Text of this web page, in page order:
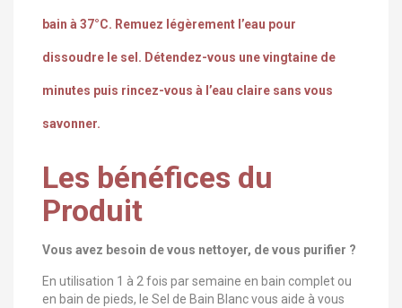
bain à 37°C. Remuez légèrement l’eau pour
dissoudre le sel. Détendez-vous une vingtaine de
minutes puis rincez-vous à l’eau claire sans vous
savonner.
Les bénéfices du
Produit
Vous avez besoin de vous nettoyer, de vous purifier ?
En utilisation 1 à 2 fois par semaine en bain complet ou
en bain de pieds, le Sel de Bain Blanc vous aide à vous